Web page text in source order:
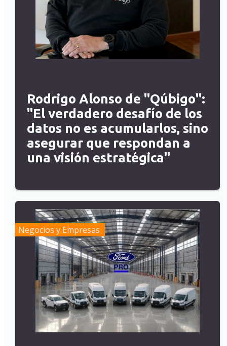
Rodrigo Alonso de "Qúbigo":
"El verdadero desafío de los
datos no es acumularlos, sino
asegurar que respondan a
una visión estratégica"
Negocios y Empresas